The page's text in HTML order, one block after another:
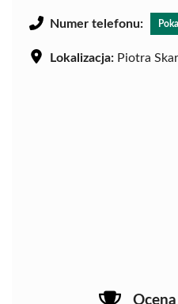
Numer telefonu:
Lokalizacja: Piotra